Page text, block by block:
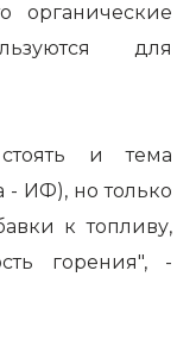
органические
для
и тема
- ИФ), но только
к топливу,
горения", -